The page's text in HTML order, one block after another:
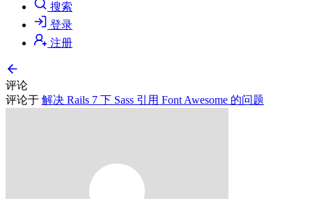
搜索
登录
注册
评论
评论于 解决 Rails 7 下 Sass 引用 Font Awesome 的问题